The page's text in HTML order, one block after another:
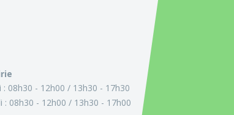
: 08h30 - 12h00
13h30 - 17h30
: 08h30 - 12h00 13h30 - 17h00